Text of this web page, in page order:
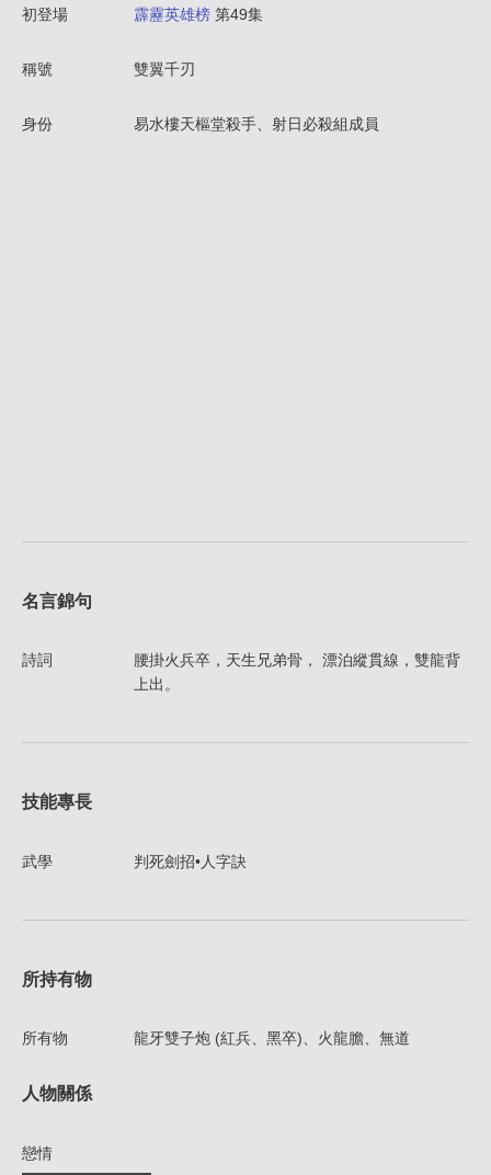
初登場 霹靂英雄榜 第49集
稱號 雙翼千刃
身份 易水樓天樞堂殺手、射日必殺組成員
名言錦句
詩詞
腰掛火兵卒，天生兄弟骨， 漂泊縱貫線，雙龍背
上出。
技能專長
武學 判死劍招•人字訣
所持有物
所有物 龍牙雙子炮 (紅兵、黑卒)、火龍膽、無道
人物關係
戀情